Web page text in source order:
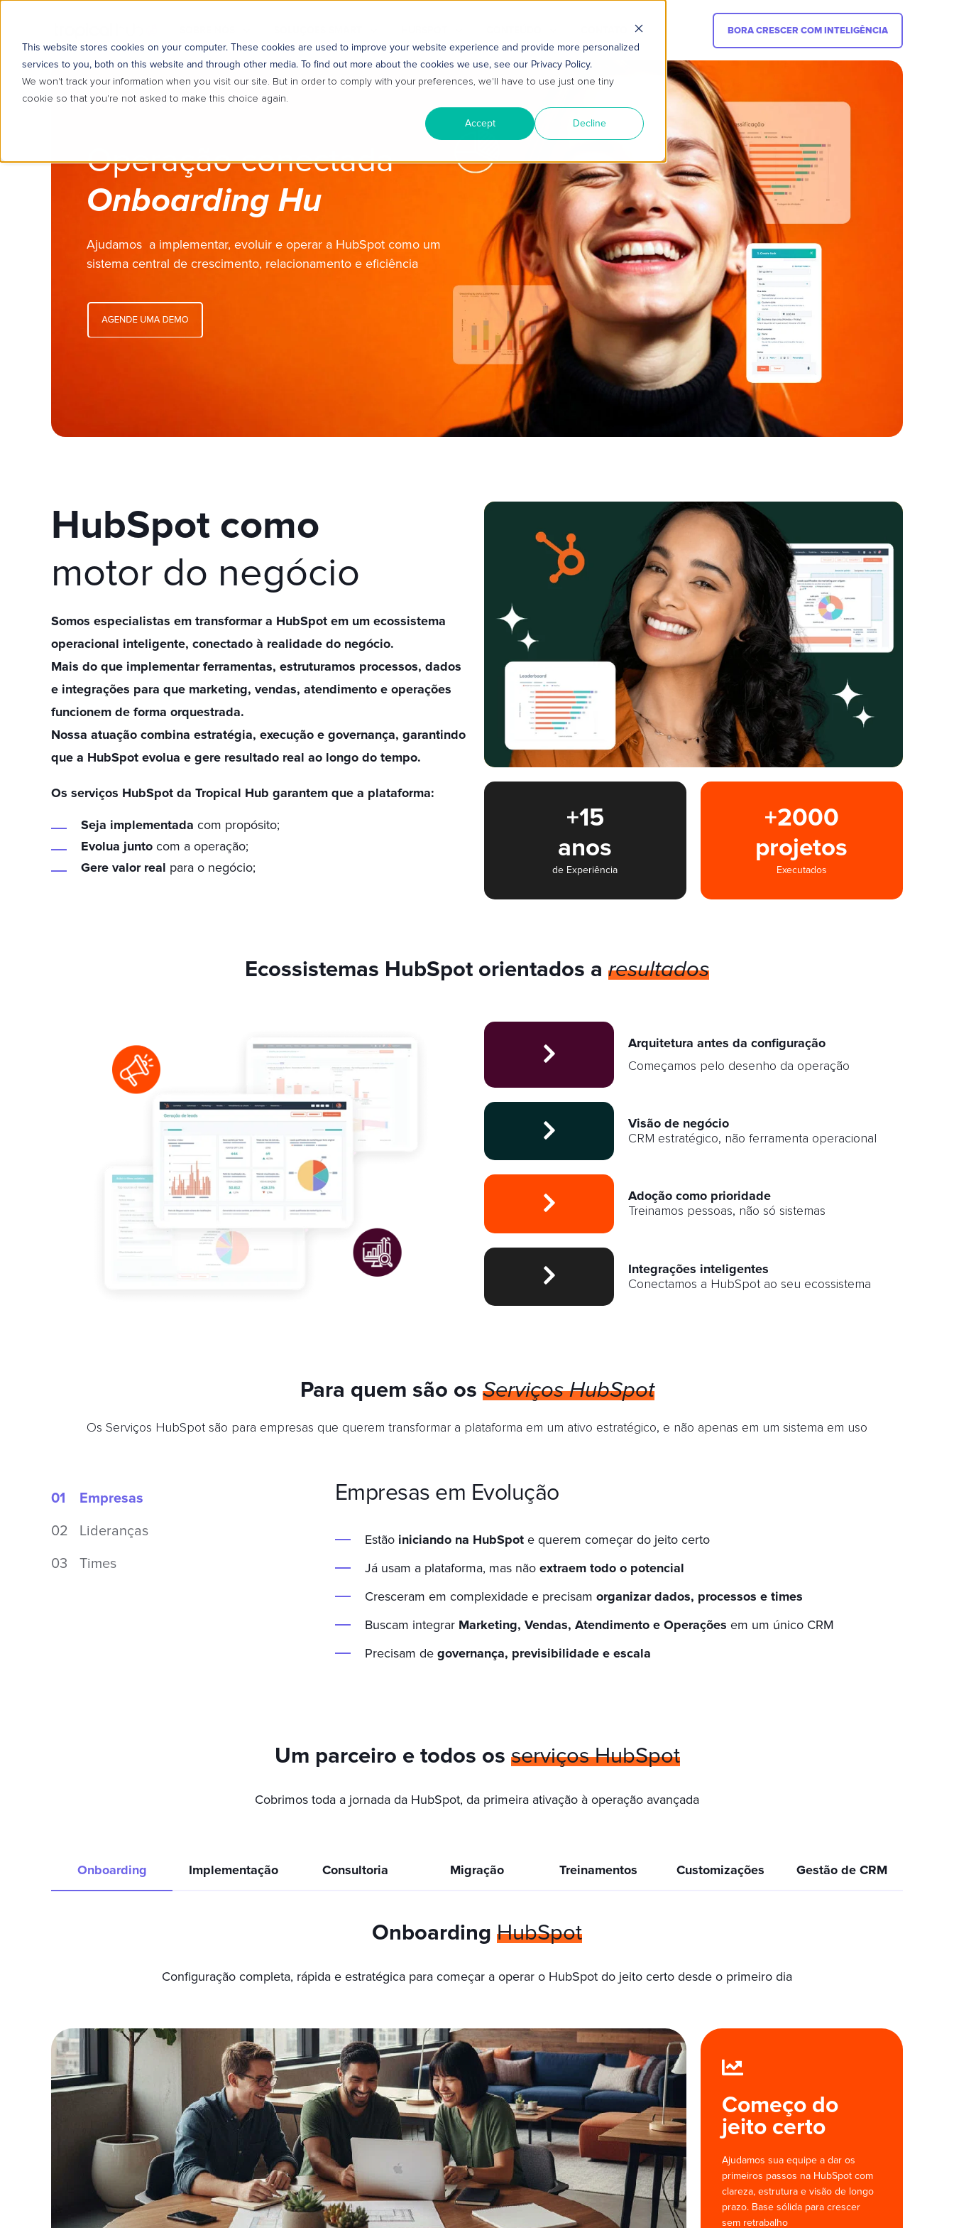
This website stores cookies on your computer. These cookies are used to improve your website experience and provide more personalized
services to you, both on this website and through other media. To find out more about the cookies we use, see our Privacy Policy.
We won't track your information when you visit our site. But in order to comply with your preferences, we'll have to use just one tiny
cookie so that you're not asked to make this choice again.
Accept Decline
BORA CRESCER COM INTELIGÊNCIA
Operação conectada
|
Ajudamos a implementar, evoluir e operar a HubSpot como um
sistema central de crescimento, relacionamento e eficiência
HubSpot como
motor do negócio
Somos especialistas em transformar a HubSpot em um ecossistema
operacional inteligente, conectado à realidade do negócio.
Mais do que implementar ferramentas, estruturamos processos, dados
e integrações para que marketing, vendas, atendimento e operações
funcionem de forma orquestrada.
Nossa atuação combina estratégia, execução e governança, garantindo
que a HubSpot evolua e gere resultado real ao longo do tempo.
Os serviços HubSpot da Tropical Hub garantem que a plataforma:
Seja implementada com propósito;
Evolua junto com a operação;
Gere valor real para o negócio;
+15
anos
de Experiência
+2000
projetos
Executados
Ecossistemas HubSpot orientados a resultados
Arquitetura antes da configuração
Começamos pelo desenho da operação
Visão de negócio
CRM estratégico, não ferramenta operacional
Adoção como prioridade
Treinamos pessoas, não só sistemas
Integrações inteligentes
Conectamos a HubSpot ao seu ecossistema
Para quem são os Serviços HubSpot
Os Serviços HubSpot são para empresas que querem transformar a plataforma em um ativo estratégico, e não apenas em um sistema em uso
01
Empresas
02
Lideranças
03
Times
Empresas em Evolução
Estão iniciando na HubSpote querem começar do jeito certo
Já usam a plataforma, mas não extraem todo o potencial
Cresceram em complexidade e precisam organizar dados, processos e times
Buscam integrar Marketing, Vendas, Atendimento e Operações em um único CRM
Precisam de governança, previsibilidade e escala
Um parceiro e todos os serviços HubSpot
Cobrimos toda a jornada da HubSpot, da primeira ativação à operação avançada
Onboarding Implementação Consultoria Migração Treinamentos Customizações Gestão de CRM
Onboarding HubSpot
Configuração completa, rápida e estratégica para começar a operar o HubSpot do jeito certo desde o primeiro dia
Começo do
jeito certo
Ajudamos sua equipe a dar os
primeiros passos na HubSpot com
clareza, estrutura e visão de longo
prazo. Base sólida para crescer
sem retrabalho